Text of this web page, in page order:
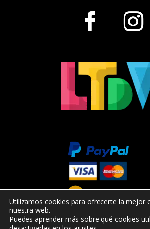
Utilizamos cookies para ofrecerte la mejor
nuestra web.
Puedes aprender más sobre qué cookies